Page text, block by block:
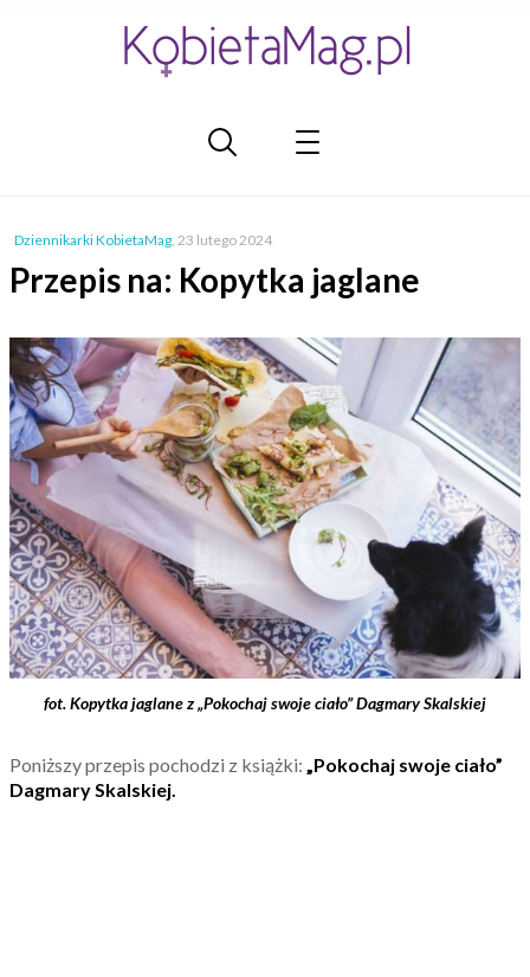
Dziennikarki KobietaMag, 23 lutego 2024
Przepis na: Kopytka jaglane
fot. Kopytka jaglane z „Pokochaj swoje ciało” Dagmary Skalskiej
Poniższy przepis pochodzi z książki: „Pokochaj swoje ciało”
Dagmary Skalskiej.